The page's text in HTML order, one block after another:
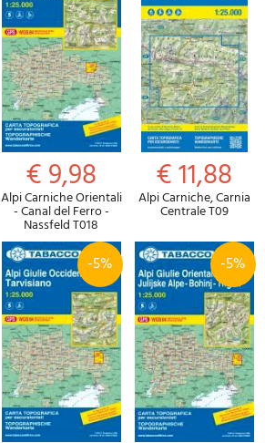
€ 9,98
Alpi Carniche Orientali
- Canal del Ferro -
Nassfeld T018
€ 11,88
Alpi Carniche, Carnia
Centrale T09
-5% -5%